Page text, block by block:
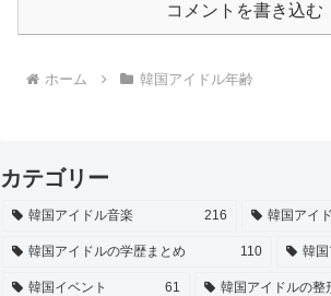
コメントを書き込む
ホーム 韓国アイドル年齢
カテゴリー
韓国アイドル音楽 216 韓国アイ
韓国アイドルの学歴まとめ 110 韓
韓国イベント 61 韓国アイドルの整